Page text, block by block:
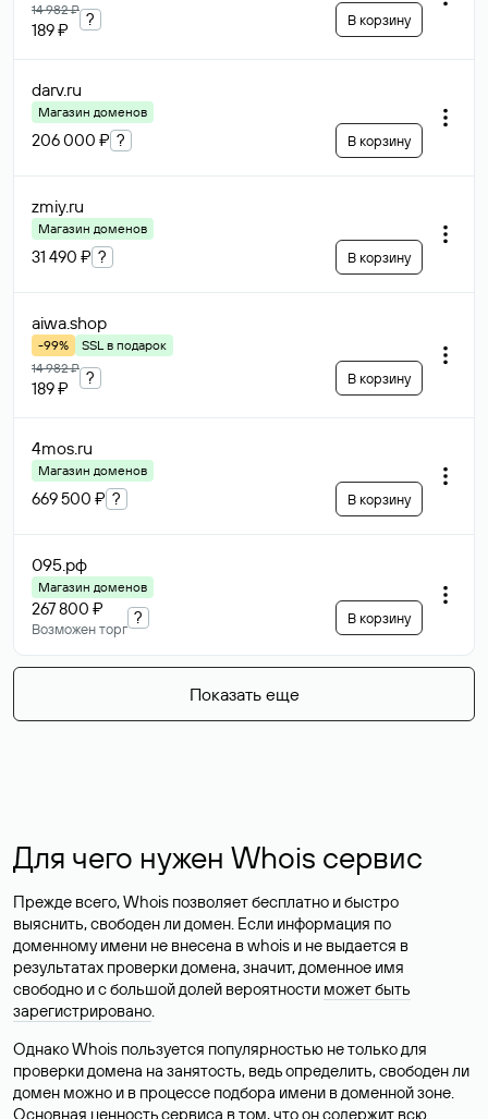
14 982 ₽
189 ₽
? В корзину
darv.ru
Магазин доменов
206 000 ₽ ? В корзину
zmiy.ru
Магазин доменов
31 490 ₽ ? В корзину
aiwa.shop
-99%
SSL в подарок
14 982 ₽
189 ₽
? В корзину
4mos.ru
Магазин доменов
669 500 ₽ ? В корзину
095.рф
Магазин доменов
267 800 ₽
Возможен торг
? В корзину
Показать еще
Для чего нужен Whois сервис
Прежде всего, Whois позволяет бесплатно и быстро
выяснить, свободен ли домен. Если информация по
доменному имени не внесена в whois и не выдается в
результатах проверки домена, значит, доменное имя
свободно и с большой долей вероятности может быть
зарегистрировано.
Однако Whois пользуется популярностью не только для
проверки домена на занятость, ведь определить, свободен ли
домен можно и в процессе подбора имени в доменной зоне.
Основная ценность сервиса в том, что он содержит всю